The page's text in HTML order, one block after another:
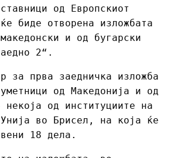
од Европскиот
биде отворена изложбата
и од бугарски
2“.
за прва заедничка изложба
од Македонија и од
некоја од институциите на
Унија во Брисел, на која ќе
18 дела.